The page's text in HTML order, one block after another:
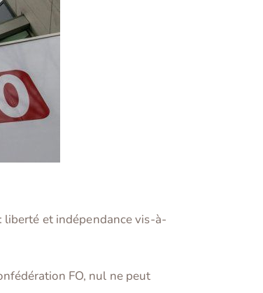
liberté et indépendance vis-à-
FO, nul ne peut